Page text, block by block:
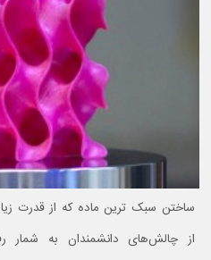
ساختن سبک ترین ماده که از قدرت
از چالش‌های دانشمندان به شمار